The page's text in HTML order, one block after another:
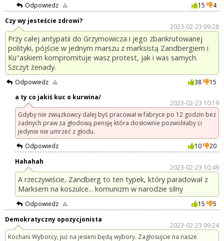
Odpowiedz 15
4
Czy wy jesteście zdrowi?
2023-02-23 09:28
Przy całej antypatii do Grzymowicza i jego zbankrutowanej
polityki, pójście w jednym marszu z marksistą Zandbergiem i
Ku"askiem kompromituje wasz protest, jak i was samych.
Szczyt żenady.
Odpowiedz 38
15
a ty co jakiś kuc o kurwina/
2023-02-23 10:19
Gdyby nie związkowcy dalej byś pracował w fabryce po 12 godzin bez
żadnych praw za głodową pensję która dosłownie pozwoliłaby ci
jedynie nie umrzeć z głodu.
Odpowiedz
10
20
Hahahah
2023-02-23 10:49
A rzeczywiście, Zandberg to ten typek, który paradował z
Marksem na koszulce... komunizm w narodzie silny
Odpowiedz 15
5
Demokratyczny opozycjonista
2023-02-23 09:24
Kochani Wyborcy, już na jesieni będą wybory. Zagłosujcie na nasze